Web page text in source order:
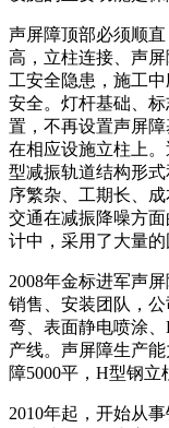
声屏障顶部必须顺
高，立柱连接、声
工安全隐患，施工
安全。灯杆基础、
置，不再设置声屏
在相应设施立柱上
型减振轨道结构形
序繁杂、工期长、
交通在减振降噪方
计中，采用了大量的
2008年金标进军声
销售、安装团队，
弯、表面静电喷涂
产线。声屏障生产
障5000平，H型钢立
2010年起，开始从